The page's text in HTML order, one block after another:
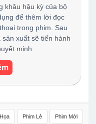
khâu hậu kỳ của bộ
để thêm lời đọc
trong phim. Sau
xuất sẽ tiến hành
minh.
Phim Lẻ Phim Mới